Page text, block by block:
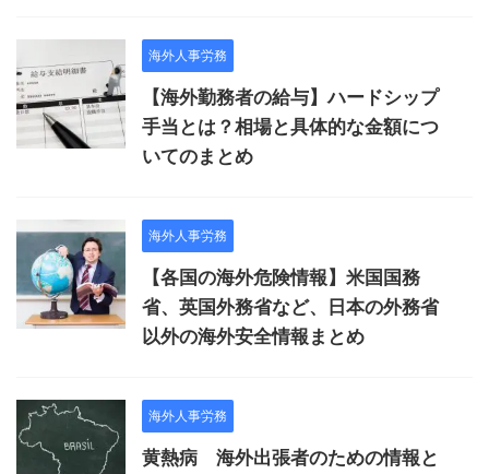
海外人事労務
【海外勤務者の給与】ハードシップ
手当とは？相場と具体的な金額につ
いてのまとめ
海外人事労務
【各国の海外危険情報】米国国務
省、英国外務省など、日本の外務省
以外の海外安全情報まとめ
海外人事労務
黄熱病 海外出張者のための情報と